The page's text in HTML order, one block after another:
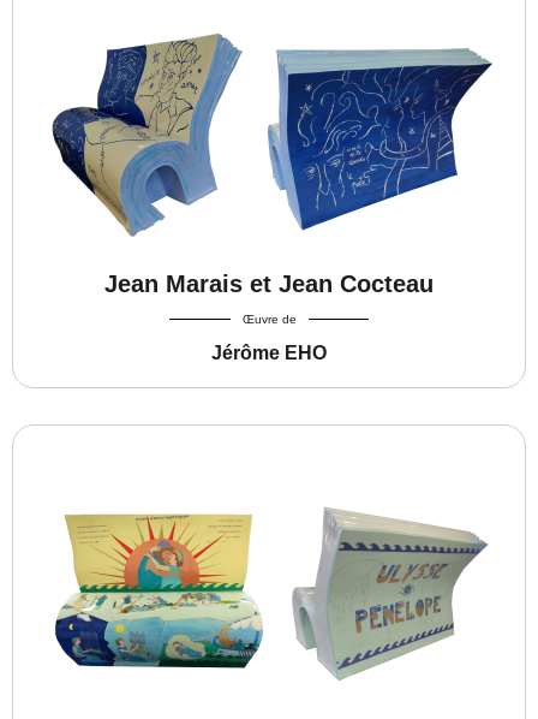
Jean Marais et Jean Cocteau
Œuvre de
Jérôme EHO